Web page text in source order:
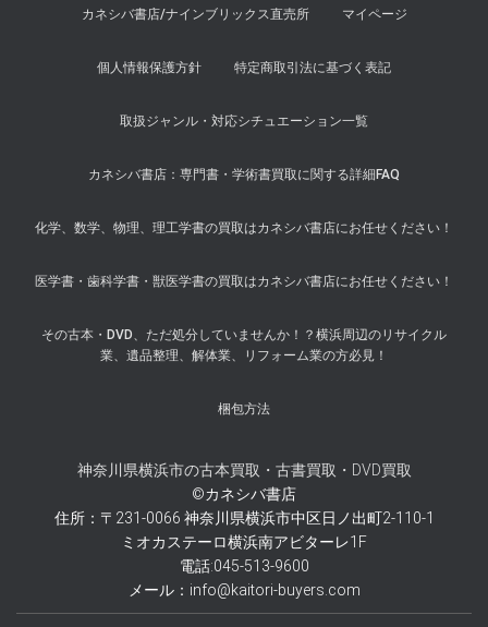
カネシバ書店/ナインブリックス直売所 マイページ
個人情報保護方針 特定商取引法に基づく表記
取扱ジャンル・対応シチュエーション一覧
カネシバ書店：専門書・学術書買取に関する詳細FAQ
化学、数学、物理、理工学書の買取はカネシバ書店にお任せください！
医学書・歯科学書・獣医学書の買取はカネシバ書店にお任せください！
その古本・DVD、ただ処分していませんか！？横浜周辺のリサイクル
業、遺品整理、解体業、リフォーム業の方必見！
梱包方法
神奈川県横浜市の古本買取・古書買取・DVD買取
©カネシバ書店
住所：〒231-0066 神奈川県横浜市中区日ノ出町2-110-1
ミオカステーロ横浜南アビターレ1F
電話:045-513-9600
メール：info@kaitori-buyers.com